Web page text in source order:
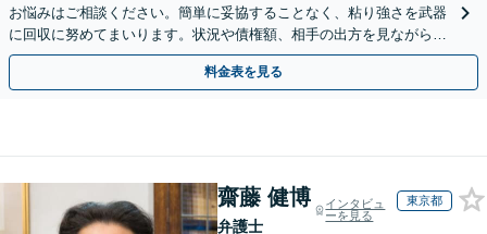
お悩みはご相談ください。簡単に妥協することなく、粘り強さを武器
に回収に努めてまいります。状況や債権額、相手の出方を見ながら、
効果的な方法を臨機応変に対応いたします【土日祝対応可】
料金表を見る
齋藤 健博
弁護士
インタビュ
ーを見る
東京都